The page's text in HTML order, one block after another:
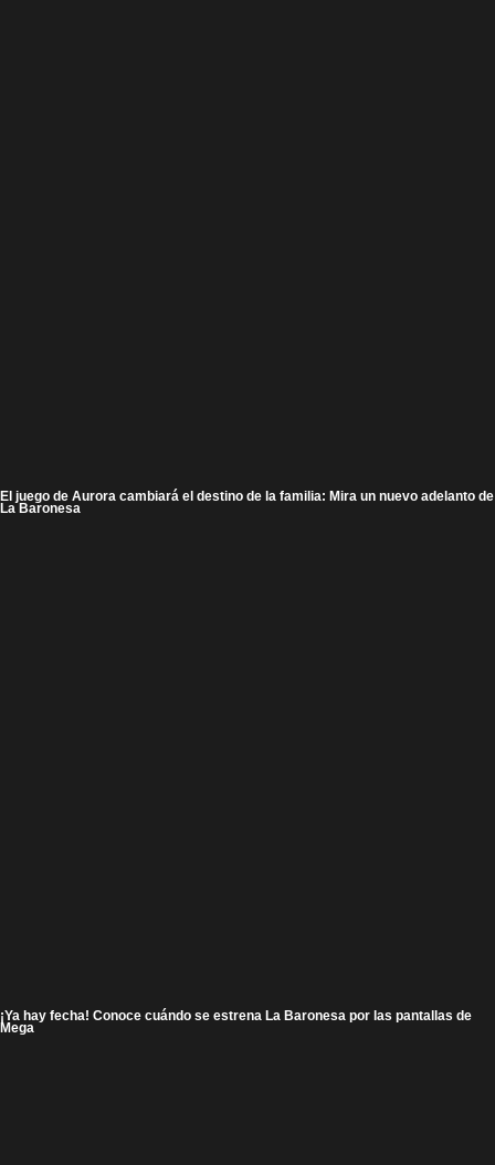
El juego de Aurora cambiará el destino de la familia: Mira un nuevo adelanto de
La Baronesa
¡Ya hay fecha! Conoce cuándo se estrena La Baronesa por las pantallas de
Mega